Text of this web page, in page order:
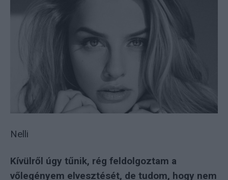
Nelli
Kívülről úgy tűnik, rég feldolgoztam a
vőlegényem elvesztését, de tudom, hogy nem